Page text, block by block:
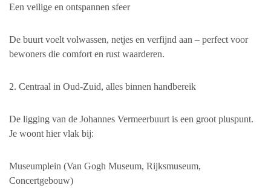
Een veilige en ontspannen sfeer
De buurt voelt volwassen, netjes en verfijnd aan – perfect voor
bewoners die comfort en rust waarderen.
2. Centraal in Oud-Zuid, alles binnen handbereik
De ligging van de Johannes Vermeerbuurt is een groot pluspunt.
Je woont hier vlak bij:
Museumplein (Van Gogh Museum, Rijksmuseum,
Concertgebouw)